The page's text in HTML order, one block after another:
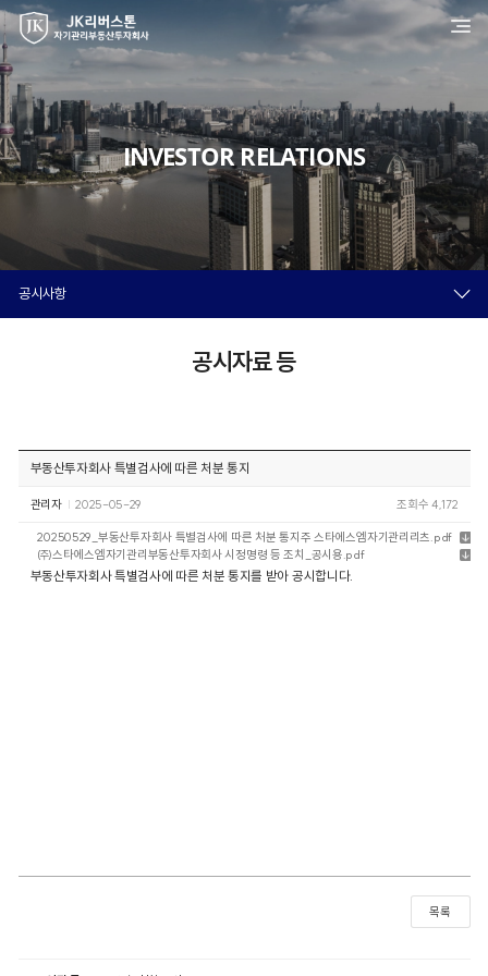
INVESTOR RELATIONS
공시사항
공시자료 등
부동산투자회사 특별검사에 따른 처분 통지
관리자 2025-05-29 조회수 4,172
20250529_부동산투자회사 특별검사에 따른 처분 통지주 스타에스엠자기관리리츠.pdf
㈜스타에스엠자기관리부동산투자회사 시정명령 등 조치_공시용.pdf
부동산투자회사 특별검사에 따른 처분 통지를 받아 공시합니다.
목록